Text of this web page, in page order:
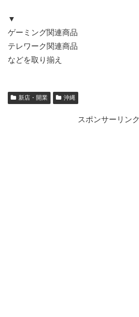
▼
ゲーミング関連商品
テレワーク関連商品
などを取り揃え
新店・開業 沖縄
スポンサーリンク